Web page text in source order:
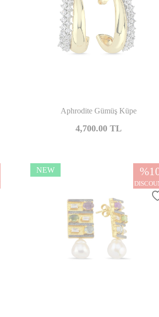
Aphrodite Gümüş Küpe
4,700.00 TL
NEW %